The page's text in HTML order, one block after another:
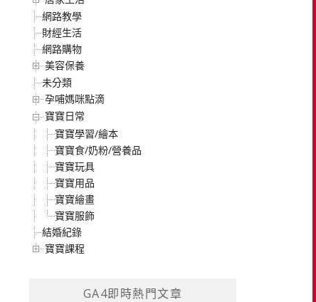
網路教學
財經生活
網路購物
美容保養
未分類
孕哺媽咪點滴
寶寶日常
寶寶學習/繪本
寶寶食/奶粉/營養品
寶寶玩具
寶寶用品
寶寶繪畫
寶寶服飾
結婚紀錄
寶寶課程
GA4即時熱門文章